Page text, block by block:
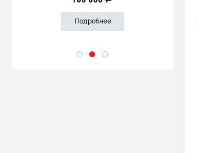
Подробнее